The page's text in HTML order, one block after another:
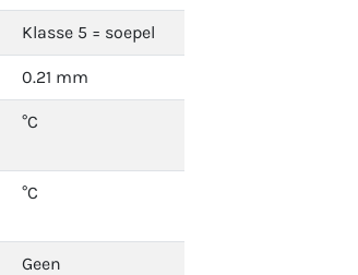
Klasse 5 = soepel
0.21 mm
°C
°C
Geen